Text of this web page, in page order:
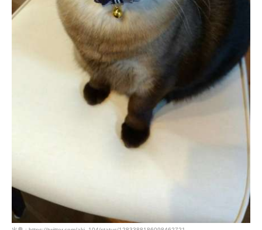
閉じる
PECOアプリをダウンロード済みの方
アプリで開く
アプリをダウンロードする